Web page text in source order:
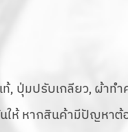
ปุ่มปรับเกลียว, ผ้าทำ
ห้ หากสินค้ามีปัญหาต้